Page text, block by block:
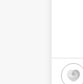
Promoções